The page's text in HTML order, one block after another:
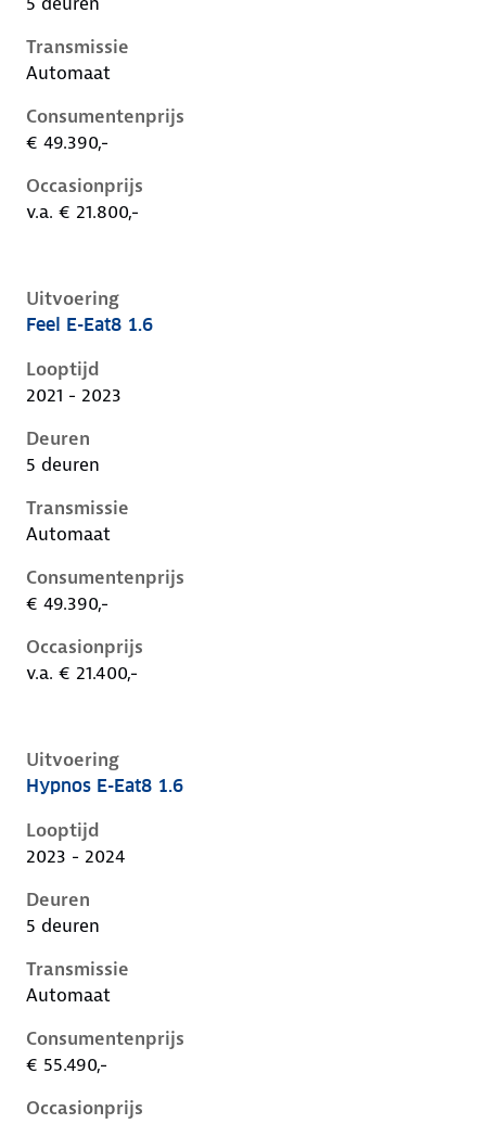
Transmissie
Automaat
Consumentenprijs
€ 49.390,-
Occasionprijs
v.a. € 21.800,-
Uitvoering
Citroen C5 X i, 1.6, 165 kW, Plug-in Hybride
Feel E-Eat8 1.6
Looptijd
2021 - 2023
Deuren
5 deuren
Transmissie
Automaat
Consumentenprijs
€ 49.390,-
Occasionprijs
v.a. € 21.400,-
Uitvoering
Citroen C5 X i, 1.6, 165 kW, Plug-in Hybride
Hypnos E-Eat8 1.6
Looptijd
2023 - 2024
Deuren
5 deuren
Transmissie
Automaat
Consumentenprijs
€ 55.490,-
Occasionprijs